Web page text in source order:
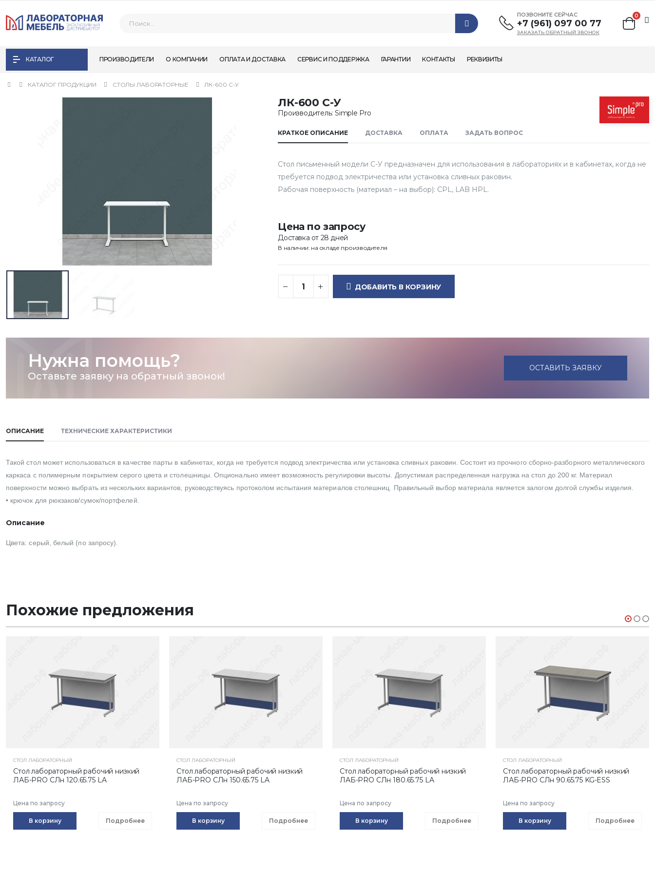
ПОЗВОНИТЕ СЕЙЧАС
+7 (961) 097 00 77
ЗАКАЗАТЬ ОБРАТНЫЙ ЗВОНОК
0
КАТАЛОГ ПРОИЗВОДИТЕЛИ О КОМПАНИИ ОПЛАТА И ДОСТАВКА СЕРВИС И ПОДДЕРЖКА ГАРАНТИИ КОНТАКТЫ РЕКВИЗИТЫ
КАТАЛОГ ПРОДУКЦИИ СТОЛЫ ЛАБОРАТОРНЫЕ ЛК-600 С-У
ЛК-600 С-У
Производитель: Simple Pro
КРАТКОЕ ОПИСАНИЕ ДОСТАВКА ОПЛАТА ЗАДАТЬ ВОПРОС
Стол письменный модели С-У предназначен для использования в лабораториях и в кабинетах, когда не
требуется подвод электричества или установка сливных раковин.
Рабочая поверхность (материал – на выбор): CPL, LAB HPL.
Цена по запросу
Доставка от 28 дней
В наличии: на складе производителя
ДОБАВИТЬ В КОРЗИНУ
Нужна помощь?
Оставьте заявку на обратный звонок!
ОСТАВИТЬ ЗАЯВКУ
ОПИСАНИЕ ТЕХНИЧЕСКИЕ ХАРАКТЕРИСТИКИ
Такой стол может использоваться в качестве парты в кабинетах, когда не требуется подвод электричества или установка сливных раковин. Состоит из прочного сборно-разборного металлического
каркаса с полимерным покрытием серого цвета и столешницы. Опционально имеет возможность регулировки высоты. Допустимая распределенная нагрузка на стол до 200 кг. Материал
поверхности можно выбрать из нескольких вариантов, руководствуясь протоколом испытания материалов столешниц. Правильный выбор материала является залогом долгой службы изделия.
• крючок для рюкзаков/сумок/портфелей.
Описание
Цвета: серый, белый (по запросу).
Похожие предложения
СТОЛ ЛАБОРАТОРНЫЙ
Стол лабораторный рабочий низкий
ЛАБ-PRO CЛн 120.65.75 LA
Цена по запросу
В корзину Подробнее
СТОЛ ЛАБОРАТОРНЫЙ
Стол лабораторный рабочий низкий
ЛАБ-PRO CЛн 150.65.75 LA
Цена по запросу
В корзину Подробнее
СТОЛ ЛАБОРАТОРНЫЙ
Стол лабораторный рабочий низкий
ЛАБ-PRO CЛн 180.65.75 LA
Цена по запросу
В корзину Подробнее
СТОЛ ЛАБОРАТОРНЫЙ
Стол лабораторный рабочий низкий
ЛАБ-PRO CЛн 90.65.75 KG-ESS
Цена по запросу
В корзину Подробнее